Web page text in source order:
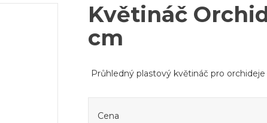
Květináč
cm
Průhledný plastový květináč pro orchideje
Cena